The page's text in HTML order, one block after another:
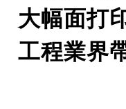
大幅面打
工程業界